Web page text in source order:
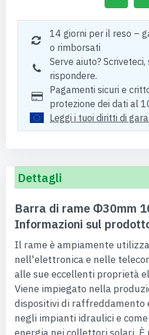
14 giorni per il reso –
o rimborsati
Serve aiuto?
rispondere.
Pagamenti sicuri e
protezione dei dati al
Leggi i tuoi diritti di
Dettagli
Barra di rame Φ30mm
Informazioni sul
Il rame è ampiamente
nell'elettronica e nelle
alle sue eccellenti proprietà
Viene impiegato nella
dispositivi di raffreddamento
negli impianti idraulici e